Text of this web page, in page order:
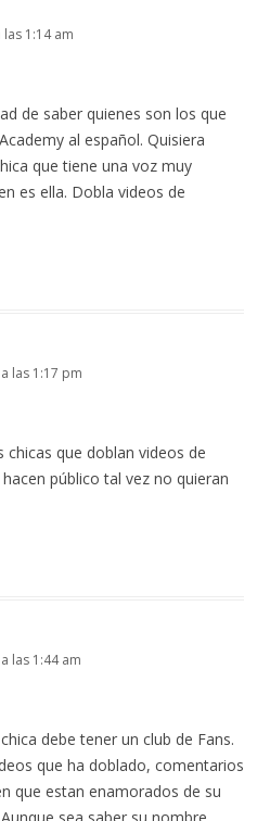
1:14 am
de saber quienes son los que
al español. Quisiera
que tiene una voz muy
es ella. Dobla videos de
las 1:17 pm
chicas que doblan videos de
público tal vez no quieran
las 1:44 am
debe tener un club de Fans.
que ha doblado, comentarios
que estan enamorados de su